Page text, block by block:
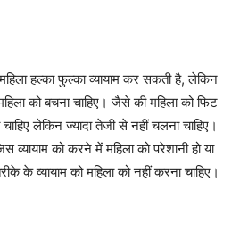
महिला हल्का फुल्का व्यायाम कर सकती है, लेकिन
को बचना चाहिए। जैसे की महिला को फिट
लेकिन ज्यादा तेजी से नहीं चलना चाहिए।
व्यायाम को करने में महिला को परेशानी हो या
के व्यायाम को महिला को नहीं करना चाहिए।